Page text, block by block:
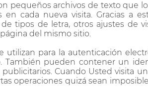
pequeños archivos de texto que
en cada nueva visita. Gracias a
tipos de letra, otros ajustes de
del mismo sitio.
utilizan para la autenticación
También pueden contener un
publicitarios. Cuando Usted visita
operaciones quizá sean